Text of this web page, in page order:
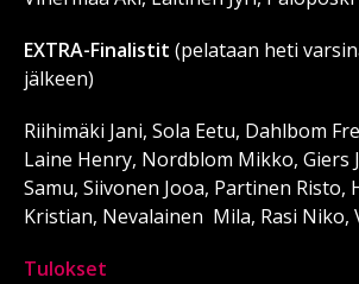
EXTRA-Finalistit (pelataan heti
jälkeen)
Riihimäki Jani, Sola Eetu, Dahlbom
Laine Henry, Nordblom Mikko, Giers
Samu, Siivonen Jooa, Partinen Risto,
Kristian, Nevalainen Mila, Rasi Niko,
Tulokset